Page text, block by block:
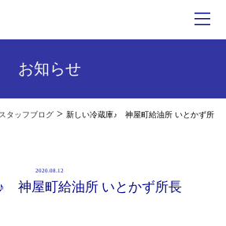
お知らせ
スタッフブログ > 新しい冷蔵庫♪ 神屋町給油所 いとかず所
2020.08.12
神屋町給油所 いとかず所長